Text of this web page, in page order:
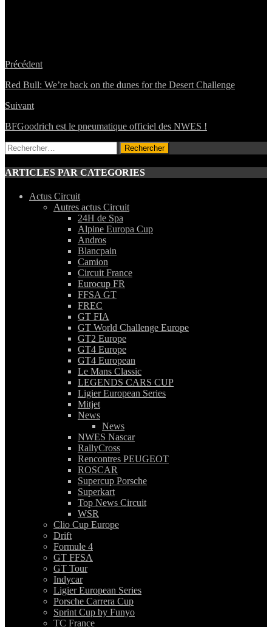
Précédent
Red Bull: We’re back on the dunes for the Desert Challenge
Suivant
BFGoodrich est le pneumatique officiel des NWES !
Rechercher :
ARTICLES PAR CATEGORIES
Actus Circuit
Autres actus Circuit
24H de Spa
Alpine Europa Cup
Andros
Blancpain
Camion
Circuit France
Eurocup FR
FFSA GT
FREC
GT FIA
GT World Challenge Europe
GT2 Europe
GT4 Europe
GT4 European
Le Mans Classic
LEGENDS CARS CUP
Ligier European Series
Mitjet
News
News
NWES Nascar
RallyCross
Rencontres PEUGEOT
ROSCAR
Supercup Porsche
Superkart
Top News Circuit
WSR
Clio Cup Europe
Drift
Formule 4
GT FFSA
GT Tour
Indycar
Ligier European Series
Porsche Carrera Cup
Sprint Cup by Funyo
TC France